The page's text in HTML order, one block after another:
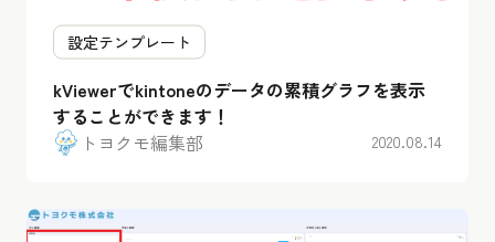
設定テンプレート
kViewerでkintoneのデータの累積グラフを表示
することができます！
トヨクモ編集部
2020.08.14